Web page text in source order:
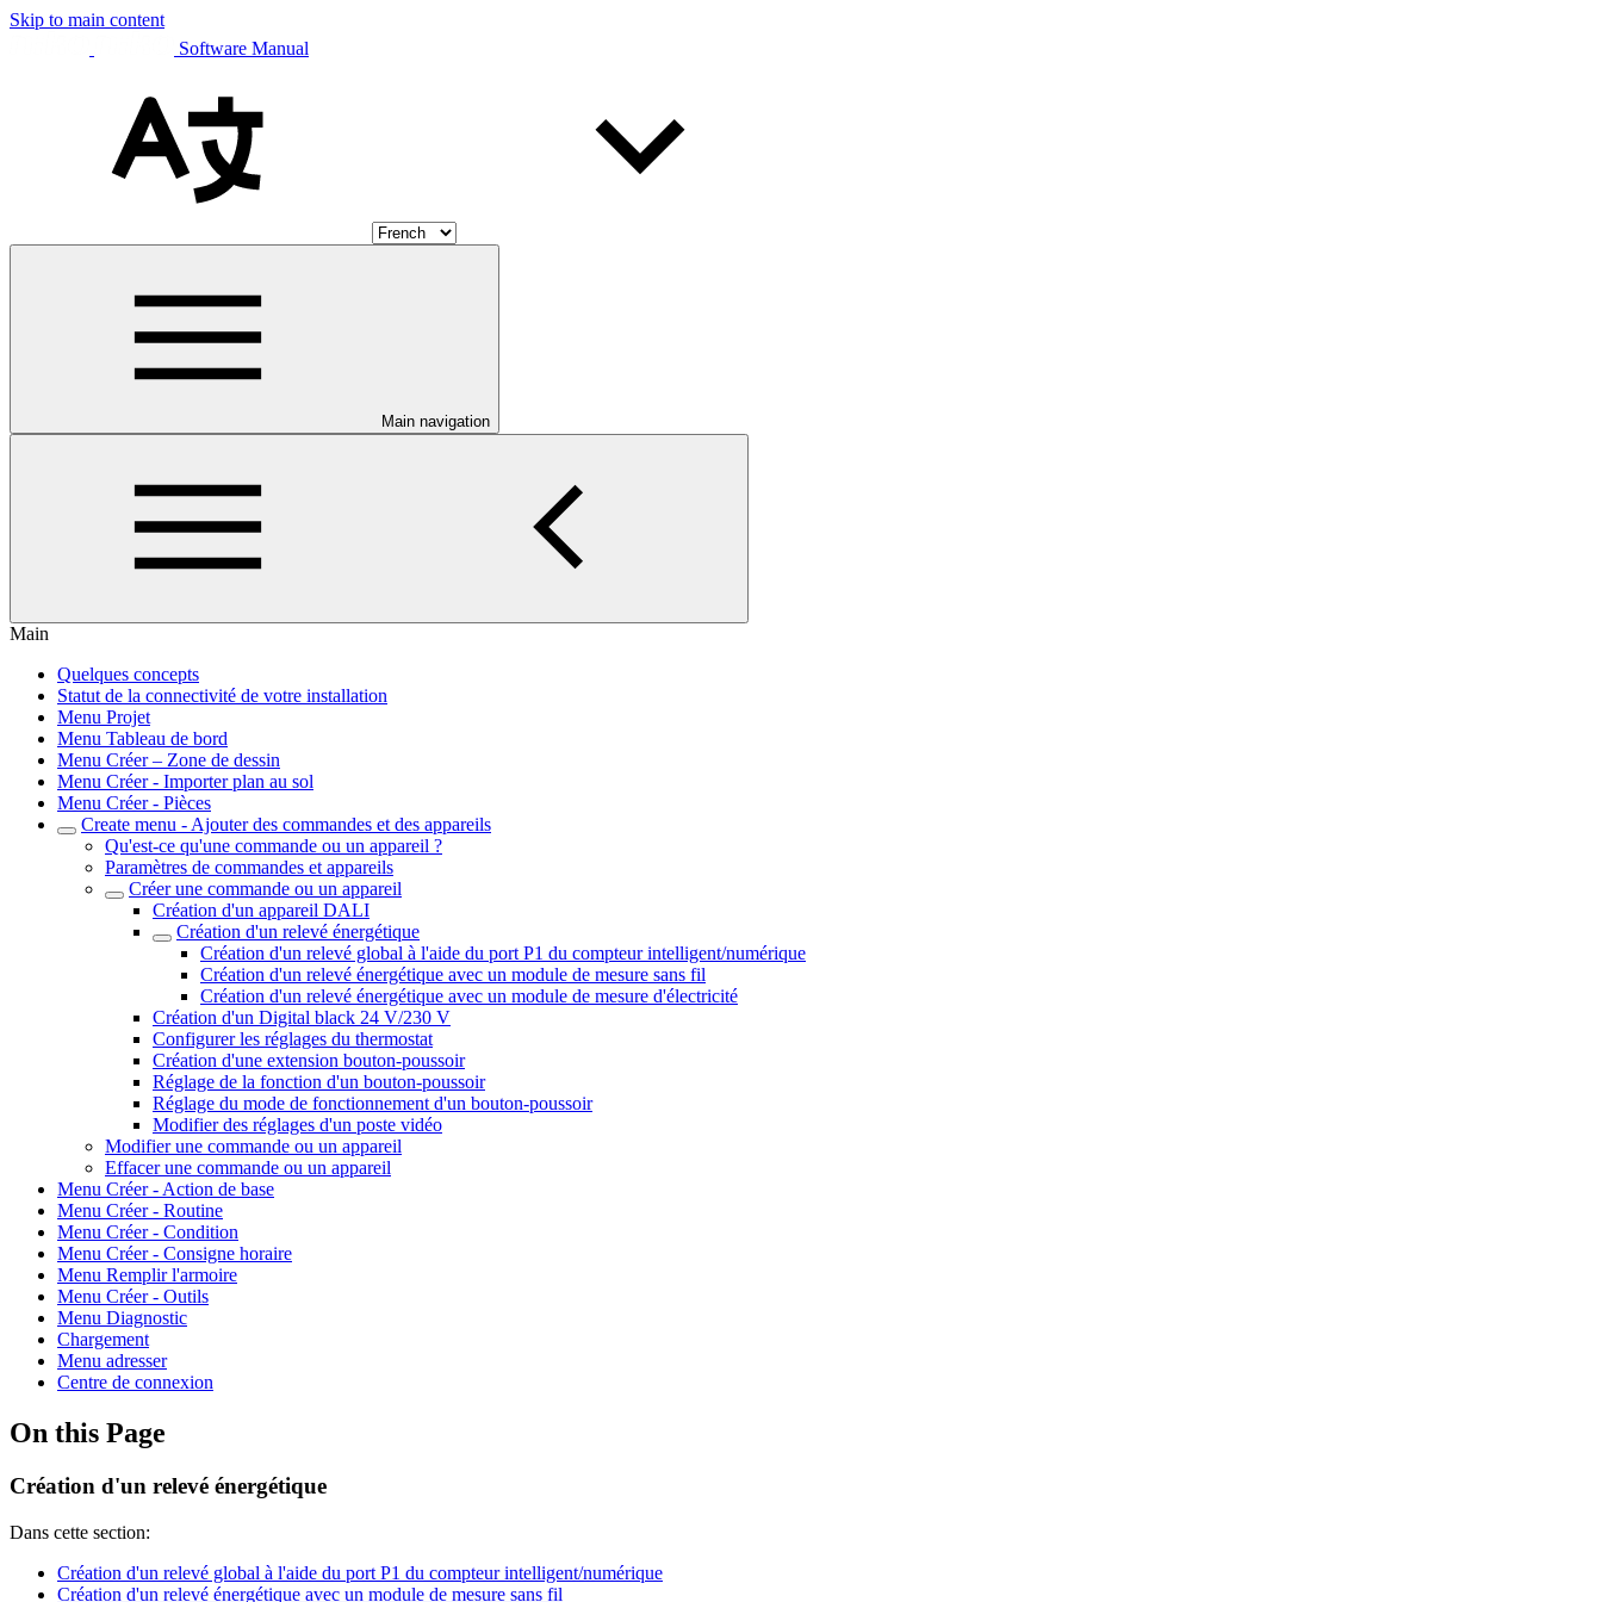
Skip to main content
Software Manual
Main navigation
Main
Quelques concepts
Statut de la connectivité de votre installation
Menu Projet
Menu Tableau de bord
Menu Créer – Zone de dessin
Menu Créer - Importer plan au sol
Menu Créer - Pièces
Create menu - Ajouter des commandes et des appareils
Qu'est-ce qu'une commande ou un appareil ?
Paramètres de commandes et appareils
Créer une commande ou un appareil
Création d'un appareil DALI
Création d'un relevé énergétique
Création d'un relevé global à l'aide du port P1 du compteur intelligent/numérique
Création d'un relevé énergétique avec un module de mesure sans fil
Création d'un relevé énergétique avec un module de mesure d'électricité
Création d'un Digital black 24 V/230 V
Configurer les réglages du thermostat
Création d'une extension bouton-poussoir
Réglage de la fonction d'un bouton-poussoir
Réglage du mode de fonctionnement d'un bouton-poussoir
Modifier des réglages d'un poste vidéo
Modifier une commande ou un appareil
Effacer une commande ou un appareil
Menu Créer - Action de base
Menu Créer - Routine
Menu Créer - Condition
Menu Créer - Consigne horaire
Menu Remplir l'armoire
Menu Créer - Outils
Menu Diagnostic
Chargement
Menu adresser
Centre de connexion
On this Page
Création d'un relevé énergétique
Dans cette section:
Création d'un relevé global à l'aide du port P1 du compteur intelligent/numérique
Création d'un relevé énergétique avec un module de mesure sans fil